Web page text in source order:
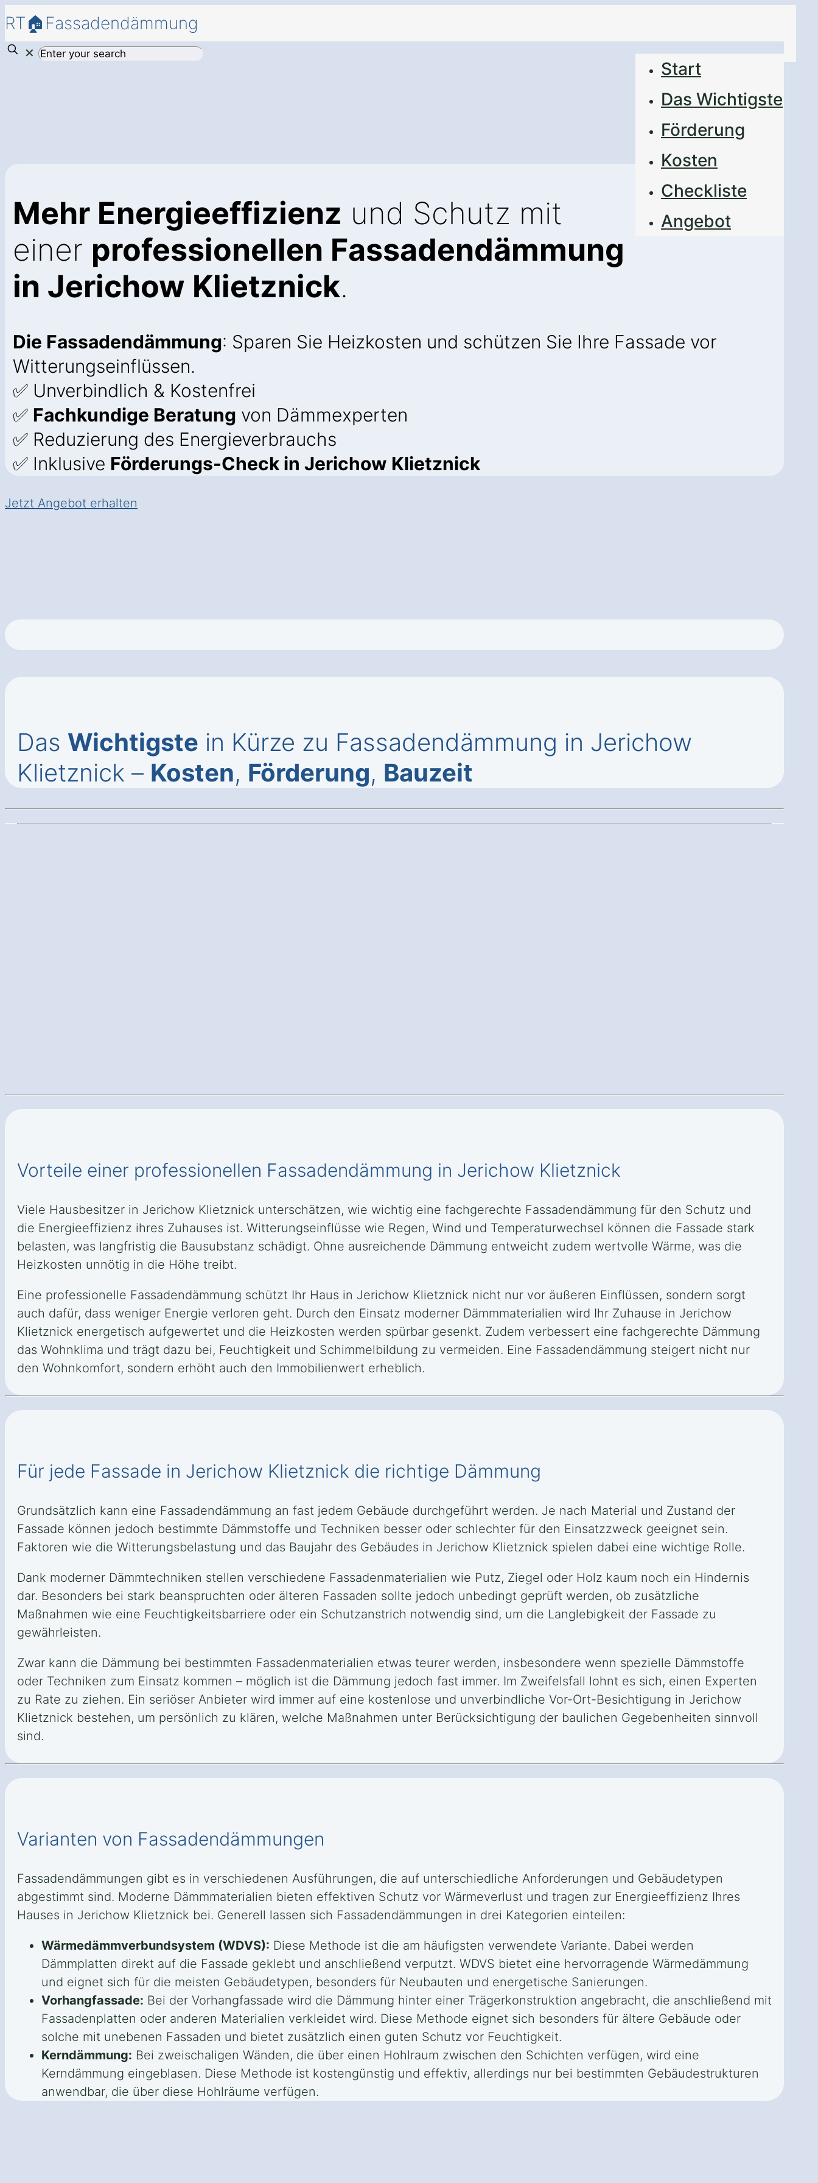
RT🏠Fassadendämmung
Start
Das Wichtigste
Förderung
Kosten
Checkliste
Angebot
✕
Mehr Energieeffizienz und Schutz mit
einer professionellen Fassadendämmung
in Jerichow Klietznick.
Die Fassadendämmung: Sparen Sie Heizkosten und schützen Sie Ihre Fassade vor
Witterungseinflüssen.
✅ Unverbindlich & Kostenfrei
✅ Fachkundige Beratung von Dämmexperten
✅ Reduzierung des Energieverbrauchs
✅ Inklusive Förderungs-Check in Jerichow Klietznick
Jetzt Angebot erhalten
Das Wichtigste in Kürze zu Fassadendämmung in Jerichow
Klietznick – Kosten, Förderung, Bauzeit
Vorteile einer professionellen Fassadendämmung in Jerichow Klietznick
Viele Hausbesitzer in Jerichow Klietznick unterschätzen, wie wichtig eine fachgerechte Fassadendämmung für den Schutz und
die Energieeffizienz ihres Zuhauses ist. Witterungseinflüsse wie Regen, Wind und Temperaturwechsel können die Fassade stark
belasten, was langfristig die Bausubstanz schädigt. Ohne ausreichende Dämmung entweicht zudem wertvolle Wärme, was die
Heizkosten unnötig in die Höhe treibt.
Eine professionelle Fassadendämmung schützt Ihr Haus in Jerichow Klietznick nicht nur vor äußeren Einflüssen, sondern sorgt
auch dafür, dass weniger Energie verloren geht. Durch den Einsatz moderner Dämmmaterialien wird Ihr Zuhause in Jerichow
Klietznick energetisch aufgewertet und die Heizkosten werden spürbar gesenkt. Zudem verbessert eine fachgerechte Dämmung
das Wohnklima und trägt dazu bei, Feuchtigkeit und Schimmelbildung zu vermeiden. Eine Fassadendämmung steigert nicht nur
den Wohnkomfort, sondern erhöht auch den Immobilienwert erheblich.
Für jede Fassade in Jerichow Klietznick die richtige Dämmung
Grundsätzlich kann eine Fassadendämmung an fast jedem Gebäude durchgeführt werden. Je nach Material und Zustand der
Fassade können jedoch bestimmte Dämmstoffe und Techniken besser oder schlechter für den Einsatzzweck geeignet sein.
Faktoren wie die Witterungsbelastung und das Baujahr des Gebäudes in Jerichow Klietznick spielen dabei eine wichtige Rolle.
Dank moderner Dämmtechniken stellen verschiedene Fassadenmaterialien wie Putz, Ziegel oder Holz kaum noch ein Hindernis
dar. Besonders bei stark beanspruchten oder älteren Fassaden sollte jedoch unbedingt geprüft werden, ob zusätzliche
Maßnahmen wie eine Feuchtigkeitsbarriere oder ein Schutzanstrich notwendig sind, um die Langlebigkeit der Fassade zu
gewährleisten.
Zwar kann die Dämmung bei bestimmten Fassadenmaterialien etwas teurer werden, insbesondere wenn spezielle Dämmstoffe
oder Techniken zum Einsatz kommen – möglich ist die Dämmung jedoch fast immer. Im Zweifelsfall lohnt es sich, einen Experten
zu Rate zu ziehen. Ein seriöser Anbieter wird immer auf eine kostenlose und unverbindliche Vor-Ort-Besichtigung in Jerichow
Klietznick bestehen, um persönlich zu klären, welche Maßnahmen unter Berücksichtigung der baulichen Gegebenheiten sinnvoll
sind.
Varianten von Fassadendämmungen
Fassadendämmungen gibt es in verschiedenen Ausführungen, die auf unterschiedliche Anforderungen und Gebäudetypen
abgestimmt sind. Moderne Dämmmaterialien bieten effektiven Schutz vor Wärmeverlust und tragen zur Energieeffizienz Ihres
Hauses in Jerichow Klietznick bei. Generell lassen sich Fassadendämmungen in drei Kategorien einteilen:
Wärmedämmverbundsystem (WDVS): Diese Methode ist die am häufigsten verwendete Variante. Dabei werden
Dämmplatten direkt auf die Fassade geklebt und anschließend verputzt. WDVS bietet eine hervorragende Wärmedämmung
und eignet sich für die meisten Gebäudetypen, besonders für Neubauten und energetische Sanierungen.
Vorhangfassade: Bei der Vorhangfassade wird die Dämmung hinter einer Trägerkonstruktion angebracht, die anschließend mit
Fassadenplatten oder anderen Materialien verkleidet wird. Diese Methode eignet sich besonders für ältere Gebäude oder
solche mit unebenen Fassaden und bietet zusätzlich einen guten Schutz vor Feuchtigkeit.
Kerndämmung: Bei zweischaligen Wänden, die über einen Hohlraum zwischen den Schichten verfügen, wird eine
Kerndämmung eingeblasen. Diese Methode ist kostengünstig und effektiv, allerdings nur bei bestimmten Gebäudestrukturen
anwendbar, die über diese Hohlräume verfügen.